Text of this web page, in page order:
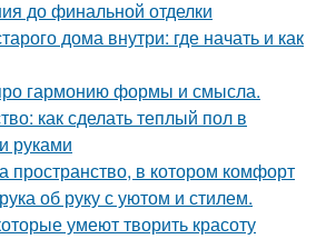
до финальной отделки
дома внутри: где начать и как
гармонию формы и смысла.
как сделать теплый пол в
руками
пространство, в котором комфорт
об руку с уютом и стилем.
умеют творить красоту